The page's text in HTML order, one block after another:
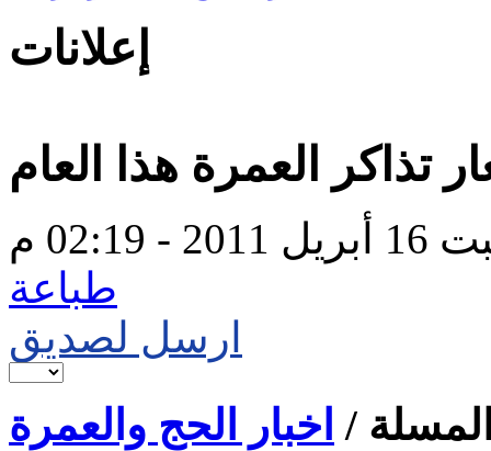
إعلانات
تذاكر العمرة هذا العام
- 02:19 م
طباعة
ارسل لصديق
/ اخبار الحج والعمرة